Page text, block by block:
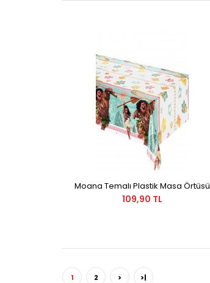
Moana Temalı Plastik Masa Örtüsü
109,90 TL
1 2 > >|